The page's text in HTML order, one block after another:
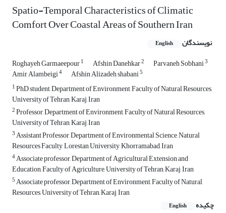
Spatio-Temporal Characteristics of Climatic
Comfort Over Coastal Areas of Southern Iran
نویسندگان English
Roghayeh Garmaeepour1 Afshin Danehkar2 Parvaneh Sobhani3
Amir Alambeigi4 Afshin Alizadeh shabani5
1PhD student, Department of Environment, Faculty of Natural Resources,
University of Tehran, Karaj, Iran
2Professor, Department of Environment, Faculty of Natural Resources,
University of Tehran, Karaj, Iran
3Assistant Professor, Department of Environmental Science, Natural
Resources Faculty, Lorestan ‎University, Khorramabad, Iran
4Associate professor, Department of Agricultural Extension and
Education, Faculty of Agriculture, University of Tehran, Karaj, Iran
5Associate professor, Department of Environment, Faculty of Natural
Resources, University of Tehran, Karaj, Iran
چکیده
English